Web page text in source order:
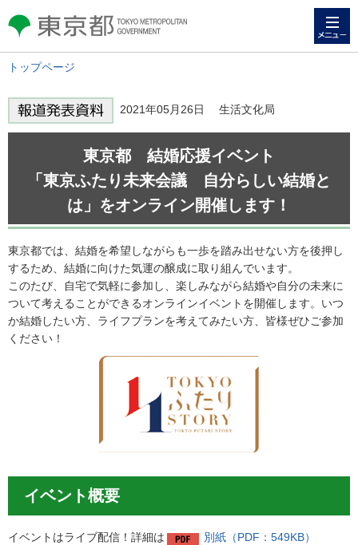
東京都 TOKYO METROPOLITAN
GOVERNMENT
トップページ
2021年05月26日 生活文化局
東京都 結婚応援イベント
「東京ふたり未来会議 自分らしい結婚と
は」をオンライン開催します！
東京都では、結婚を希望しながらも一歩を踏み出せない方を後押し
するため、結婚に向けた気運の醸成に取り組んでいます。
このたび、自宅で気軽に参加し、楽しみながら結婚や自分の未来に
ついて考えることができるオンラインイベントを開催します。いつ
か結婚したい方、ライフプランを考えてみたい方、皆様ぜひご参加
ください！
イベント概要
イベントはライブ配信！詳細は 別紙（PDF：549KB）